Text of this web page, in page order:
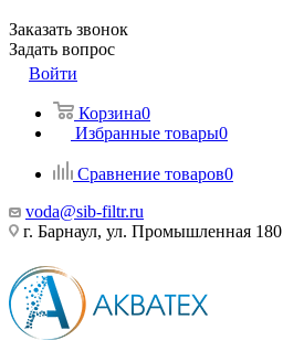
Заказать звонок
Задать вопрос
Войти
Корзина0
Избранные товары0
Сравнение товаров0
voda@sib-filtr.ru
г. Барнаул, ул. Промышленная 180